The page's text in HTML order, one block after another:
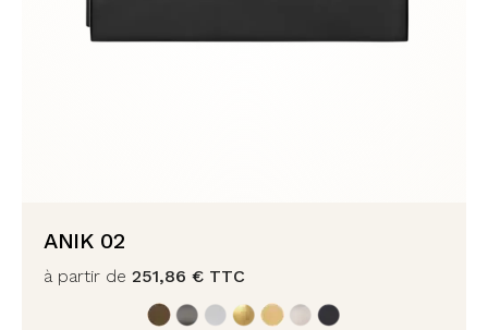
ANIK 02
à partir de 251,86 € TTC